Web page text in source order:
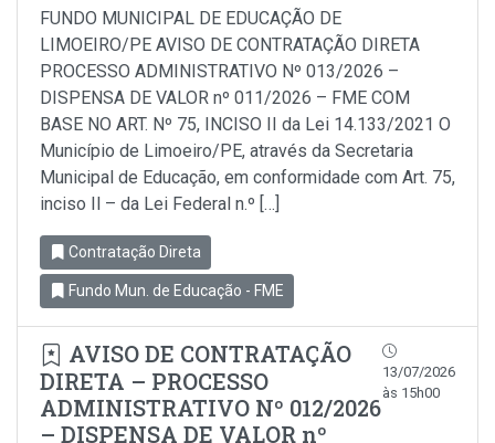
FUNDO MUNICIPAL DE EDUCAÇÃO DE
LIMOEIRO/PE AVISO DE CONTRATAÇÃO DIRETA
PROCESSO ADMINISTRATIVO Nº 013/2026 –
DISPENSA DE VALOR nº 011/2026 – FME COM
BASE NO ART. Nº 75, INCISO II da Lei 14.133/2021 O
Município de Limoeiro/PE, através da Secretaria
Municipal de Educação, em conformidade com Art. 75,
inciso Il – da Lei Federal n.º […]
Contratação Direta
Fundo Mun. de Educação - FME
AVISO DE CONTRATAÇÃO
DIRETA – PROCESSO
ADMINISTRATIVO Nº 012/2026
– DISPENSA DE VALOR nº
13/07/2026
às 15h00